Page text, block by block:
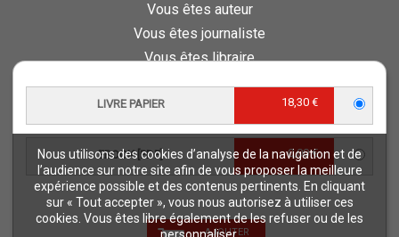
Nous utilisons des cookies d’analyse de la navigation et de
l’audience sur notre site afin de vous proposer la meilleure
expérience possible et des contenus pertinents. En cliquant
sur « Tout accepter », vous nous autorisez à utiliser ces
cookies. Vous êtes libre également de les refuser ou de les
LIVRE PAPIER 18,30 €
EBOOK [PDF] 0,00 €
AJOUTER
Vous êtes auteur
Vous êtes journaliste
Vous êtes libraire
Foreign rights
Procédure d'évaluation
NOTRE SITE
Quae © 2018
Mentions légales